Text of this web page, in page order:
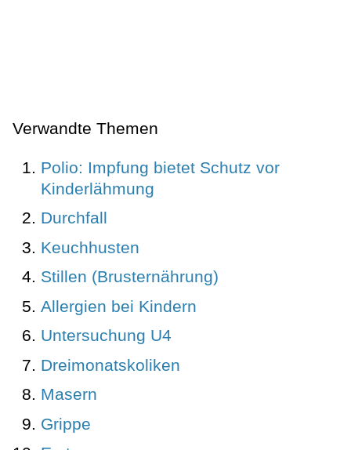
Verwandte Themen
Polio: Impfung bietet Schutz vor
Kinderlähmung
Durchfall
Keuchhusten
Stillen (Brusternährung)
Allergien bei Kindern
Untersuchung U4
Dreimonatskoliken
Masern
Grippe